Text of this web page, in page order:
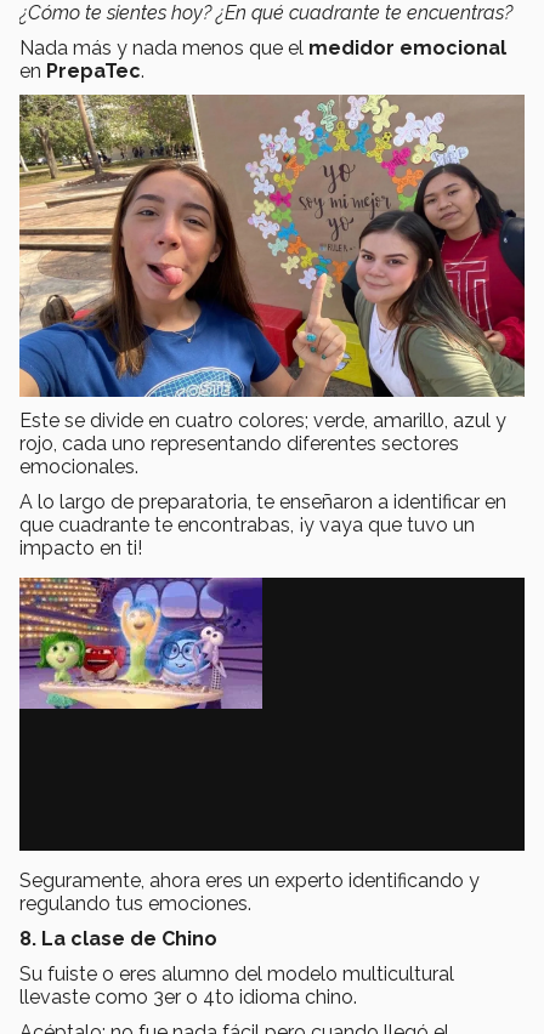
¿Cómo te sientes hoy? ¿En qué cuadrante te encuentras?
Nada más y nada menos que el medidor emocional
en PrepaTec.
Este se divide en cuatro colores; verde, amarillo, azul y
rojo, cada uno representando diferentes sectores
emocionales.
A lo largo de preparatoria, te enseñaron a identificar en
que cuadrante te encontrabas, ¡y vaya que tuvo un
impacto en ti!
Seguramente, ahora eres un experto identificando y
regulando tus emociones.
8. La clase de Chino
Su fuiste o eres alumno del modelo multicultural
llevaste como 3er o 4to idioma chino.